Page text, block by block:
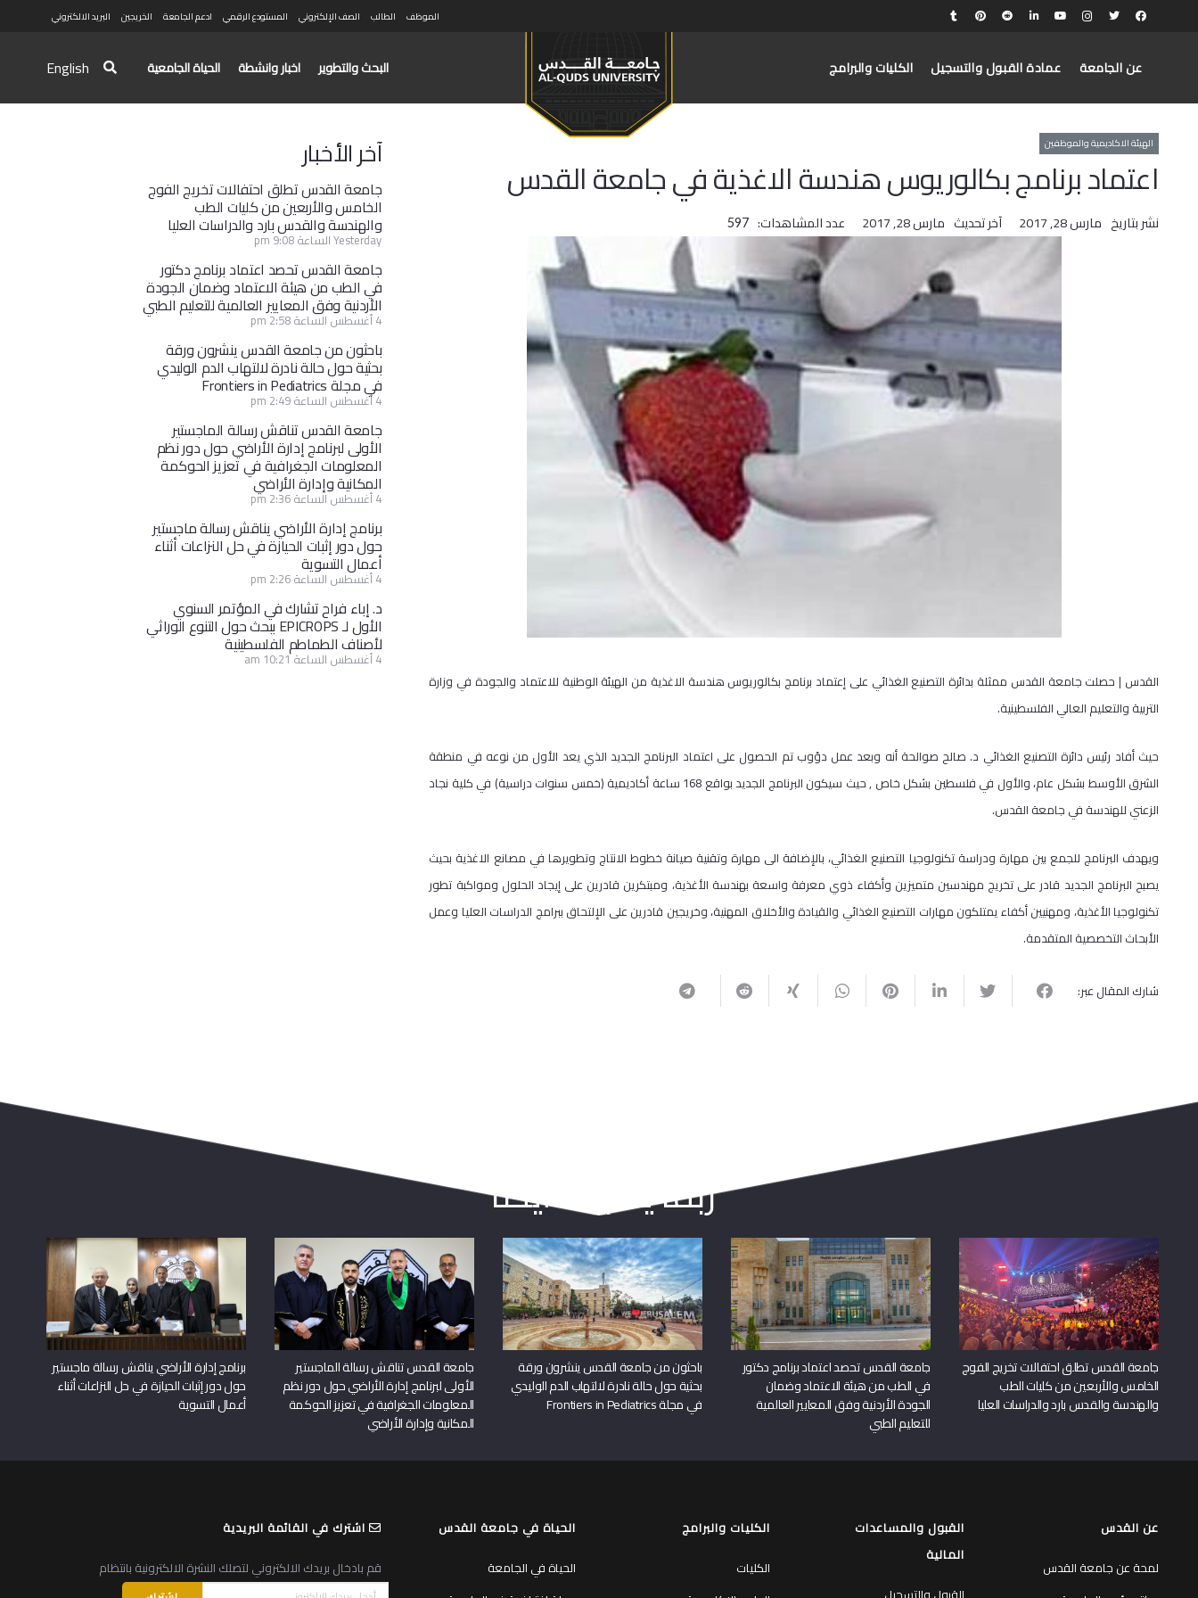
الموظف الطالب الصف الإلكتروني المستودع الرقمي ادعم الجامعة الخريجين البريد الالكتروني
عن الجامعة عمادة القبول والتسجيل الكليات والبرامج البحث والتطوير اخبار وانشطة الحياة الجامعية English
الهيئة الاكاديمية والموظفين
اعتماد برنامج بكالوريوس هندسة الاغذية في جامعة القدس
نشر بتاريخ مارس 28, 2017 آخر تحديث مارس 28, 2017 عدد المشاهدات: 597
القدس | حصلت جامعة القدس ممثلة بدائرة التصنيع الغذائي على إعتماد برنامج بكالوريوس هندسة الاغذية من الهيئة الوطنية للاعتماد والجودة في وزارة
التربية والتعليم العالي الفلسطينية.
حيث أفاد رئيس دائرة التصنيع الغذائي د. صالح صوالحة أنه وبعد عمل دؤوب تم الحصول على اعتماد البرنامج الجديد الذي يعد الأول من نوعه في منطقة
الشرق الأوسط بشكل عام، والأول في فلسطين بشكل خاص , حيث سيكون البرنامج الجديد بواقع 168 ساعة أكاديمية (خمس سنوات دراسية) في كلية نجاد
الزعني للهندسة في جامعة القدس.
ويهدف البرنامج للجمع بين مهارة ودراسة تكنولوجيا التصنيع الغذائي، بالإضافة الى مهارة وتقنية صيانة خطوط الانتاج وتطويرها في مصانع الاغذية بحيث
يصبح البرنامج الجديد قادر على تخريج مهندسين متميزين وأكفاء ذوي معرفة واسعة بهندسة الأغذية، ومبتكرين قادرين على إيجاد الحلول ومواكبة تطور
تكنولوجيا الأغذية، ومهنيين أكفاء يمتلكون مهارات التصنيع الغذائي والقيادة والأخلاق المهنية، وخريجين قادرين على الإلتحاق ببرامج الدراسات العليا وعمل
الأبحاث التخصصية المتقدمة.
شارك المقال عبر:
آخر الأخبار
جامعة القدس تطلق احتفالات تخريج الفوج
الخامس والأربعين من كليات الطب
والهندسة والقدس بارد والدراسات العليا
Yesterday الساعة 9:08 pm
جامعة القدس تحصد اعتماد برنامج دكتور
في الطب من هيئة الاعتماد وضمان الجودة
الأردنية وفق المعايير العالمية للتعليم الطبي
4 أغسطس الساعة 2:58 pm
باحثون من جامعة القدس ينشرون ورقة
بحثية حول حالة نادرة لالتهاب الدم الوليدي
في مجلة Frontiers in Pediatrics
4 أغسطس الساعة 2:49 pm
جامعة القدس تناقش رسالة الماجستير
الأولى لبرنامج إدارة الأراضي حول دور نظم
المعلومات الجغرافية في تعزيز الحوكمة
المكانية وإدارة الأراضي
4 أغسطس الساعة 2:36 pm
برنامج إدارة الأراضي يناقش رسالة ماجستير
حول دور إثبات الحيازة في حل النزاعات أثناء
أعمال التسوية
4 أغسطس الساعة 2:26 pm
د. إباء فراح تشارك في المؤتمر السنوي
الأول لـ EPICROPS ببحث حول التنوع الوراثي
لأصناف الطماطم الفلسطينية
4 أغسطس الساعة 10:21 am
ربما يعجبك أيضا
جامعة القدس تطلق احتفالات تخريج الفوج
الخامس والأربعين من كليات الطب
والهندسة والقدس بارد والدراسات العليا
جامعة القدس تحصد اعتماد برنامج دكتور
في الطب من هيئة الاعتماد وضمان
الجودة الأردنية وفق المعايير العالمية
للتعليم الطبي
باحثون من جامعة القدس ينشرون ورقة
بحثية حول حالة نادرة لالتهاب الدم الوليدي
في مجلة Frontiers in Pediatrics
جامعة القدس تناقش رسالة الماجستير
الأولى لبرنامج إدارة الأراضي حول دور نظم
المعلومات الجغرافية في تعزيز الحوكمة
المكانية وإدارة الأراضي
برنامج إدارة الأراضي يناقش رسالة ماجستير
حول دور إثبات الحيازة في حل النزاعات أثناء
أعمال التسوية
عن القدس
لمحة عن جامعة القدس
القبول والمساعدات
المالية
الكليات والبرامج
الكليات
الحياة في جامعة القدس
الحياة في الجامعة
اشترك في القائمة البريدية
قم بادخال بريدك الالكتروني لتصلك النشرة الالكترونية بانتظام